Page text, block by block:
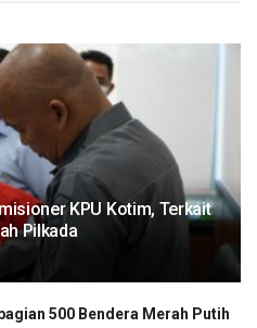
KPU Kotim, Terkait
Pilkada
500 Bendera Merah Putih